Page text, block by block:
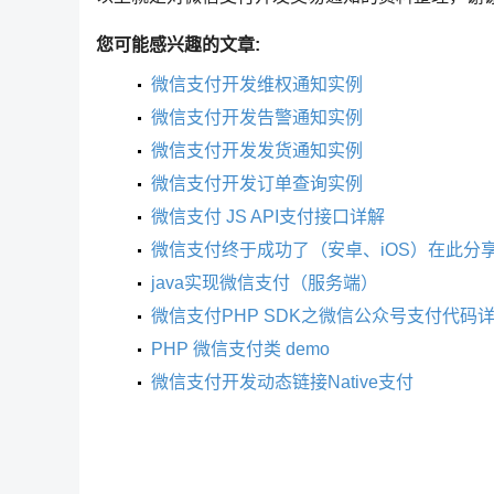
您可能感兴趣的文章:
微信支付开发维权通知实例
微信支付开发告警通知实例
微信支付开发发货通知实例
微信支付开发订单查询实例
微信支付 JS API支付接口详解
微信支付终于成功了（安卓、iOS）在此分
java实现微信支付（服务端）
微信支付PHP SDK之微信公众号支付代码
PHP 微信支付类 demo
微信支付开发动态链接Native支付